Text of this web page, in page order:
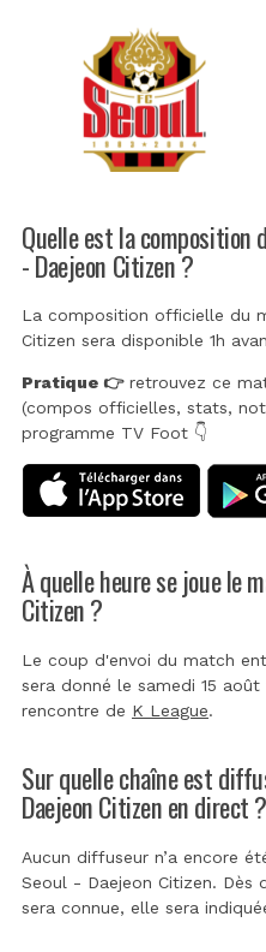
Quelle est la composition
- Daejeon Citizen ?
La composition officielle du
Citizen sera disponible 1h
Pratique 👉retrouvez ce
(compos officielles, stats,
programme TV Foot 👇
À quelle heure se joue le
Citizen ?
Le coup d'envoi du match
sera donné le samedi 15
rencontre de K League.
Sur quelle chaîne est
Daejeon Citizen en direct ?
Aucun diffuseur n’a encore
Seoul - Daejeon Citizen. Dès
sera connue, elle sera